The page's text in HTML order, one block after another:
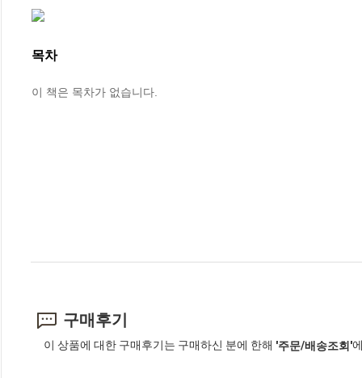
목차
이 책은 목차가 없습니다.
구매후기
이 상품에 대한 구매후기는 구매하신 분에 한해 '주문/배송조회'